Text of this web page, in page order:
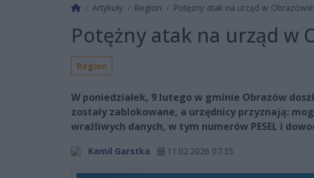
Strona główna
Artykuły Region Potężny atak na urząd w Obrazowie
Potężny atak na urząd w
Region
W poniedziałek, 9 lutego w gminie Obrazów
zostały zablokowane, a urzędnicy przyznają:
wrażliwych danych, w tym numerów PESEL i
Kamil Garstka 11.02.2026 07:35